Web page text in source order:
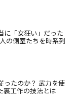
に「女狂い」だった
の側室たちを時系列
ったのか？ 武力を使
裏工作の技法とは